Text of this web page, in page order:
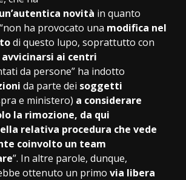
un’autentica novità in quanto
“non ha provocato una modifica nel
di questo lupo, soprattutto con
avvicinarsi ai centri
da persone” ha indotto
da parte dei soggetti
e ministero) a considerare
la rimozione, da qui
relativa procedura che vede
coinvolto un team
”. In altre parole, dunque,
ottenuto un primo via libera